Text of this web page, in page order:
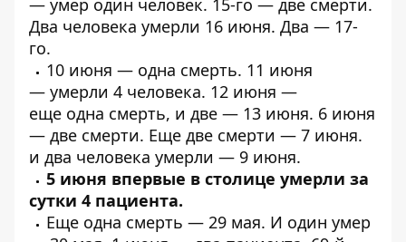
— умер один человек. 15-го — две смерти.
Два человека умерли 16 июня. Два — 17-
го.
10 июня — одна смерть. 11 июня
— умерли 4 человека. 12 июня —
еще одна смерть, и две — 13 июня. 6 июня
— две смерти. Еще две смерти — 7 июня.
и два человека умерли — 9 июня.
5 июня впервые в столице умерли за
сутки 4 пациента.
Еще одна смерть — 29 мая. И один умер